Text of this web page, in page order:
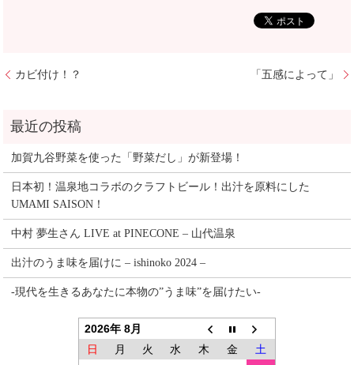
カビ付け！？ 「五感によって」
加賀九谷野菜を使った「野菜だし」が新登場！
日本初！温泉地コラボのクラフトビール！出汁を原料にした
UMAMI SAISON！
中村 夢生さん LIVE at PINECONE – 山代温泉
出汁のうま味を届けに – ishinoko 2024 –
-現代を生きるあなたに本物の”うま味”を届けたい-
2026年 8月
日
月 火 水 木 金
土